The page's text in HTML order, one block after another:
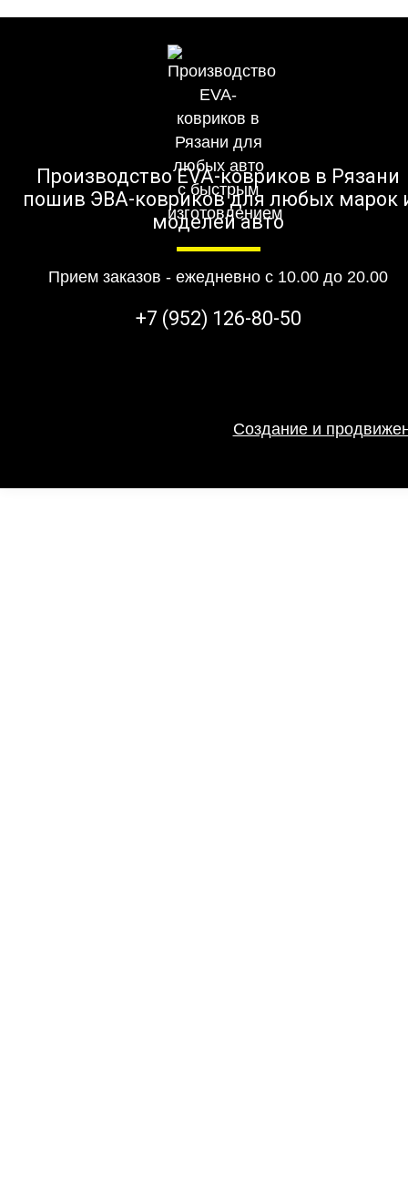
Производство EVA-ковриков в Рязани
пошив ЭВА-ковриков для любых марок
моделей авто
Прием заказов - ежедневно с 10.00 до 20.00
+7 (952) 126-80-50
Создание и